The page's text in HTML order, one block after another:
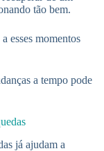
tão bem.
esses momentos
a tempo pode
já ajudam a